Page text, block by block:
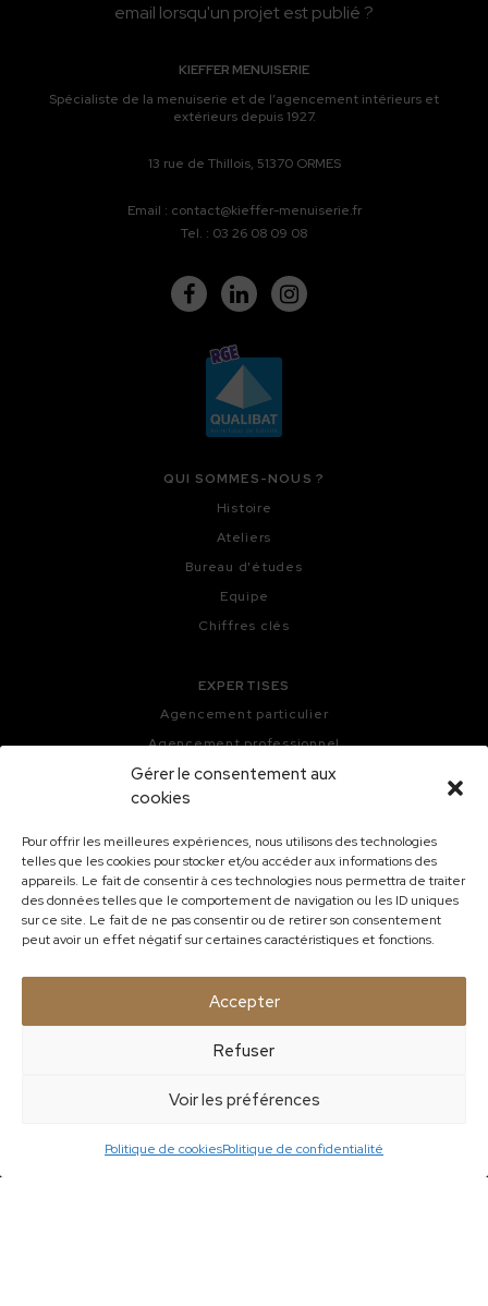
Gérer le consentement aux
cookies
Pour offrir les meilleures expériences, nous utilisons des technologies
telles que les cookies pour stocker et/ou accéder aux informations des
appareils. Le fait de consentir à ces technologies nous permettra de traiter
des données telles que le comportement de navigation ou les ID uniques
sur ce site. Le fait de ne pas consentir ou de retirer son consentement
peut avoir un effet négatif sur certaines caractéristiques et fonctions.
Accepter
Refuser
Voir les préférences
Politique de cookiesPolitique de confidentialité
email lorsqu'un projet est publié ?
KIEFFER MENUISERIE
Spécialiste de la menuiserie et de l’agencement intérieurs et
extérieurs depuis 1927.
13 rue de Thillois, 51370 ORMES
Email : contact@kieffer-menuiserie.fr
Tel. : 03 26 08 09 08
QUI SOMMES-NOUS ?
Histoire
Ateliers
Bureau d'études
Equipe
Chiffres clés
EXPERTISES
Agencement particulier
Agencement professionnel
Menuiseries extérieures
Menuiseries intérieures
SECTEURS
Résidences privées
Banques d’accueil & Bureaux
Boutiques
Bars, Hôtels & Restaurants